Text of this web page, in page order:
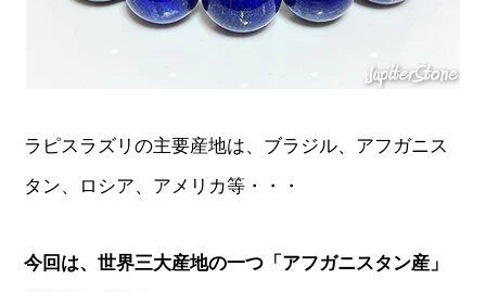
ラピスラズリの主要産地は、ブラジル、アフガニス
タン、ロシア、アメリカ等・・・
今回は、世界三大産地の一つ「アフガニスタン産」